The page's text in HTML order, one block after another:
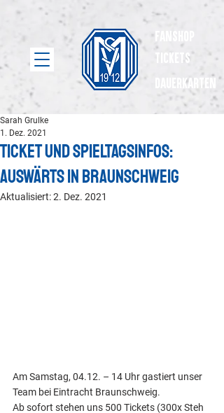
Tickets
dauerkarten
Ticket und Spieltagsinfos:
Auswärts in Braunschweig
Sarah Grulke
1. Dez. 2021
Aktualisiert:2. Dez. 2021
Am Samstag, 04.12. – 14 Uhr gastiert unser
Team bei Eintracht Braunschweig.
Ab sofort stehen uns 500 Tickets (300x Steh